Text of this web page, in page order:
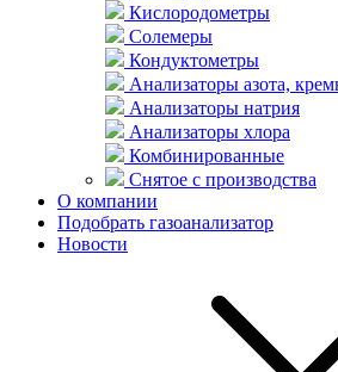
Кислородометры
Солемеры
Кондуктометры
Анализаторы азота,
Анализаторы натрия
Анализаторы хлора
Комбинированные
Снятое с производства
О компании
Подобрать газоанализатор
Новости